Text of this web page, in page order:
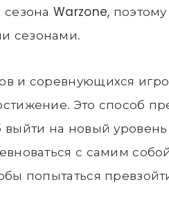
Warzone,
сезонами.
и соревнующихся
Это способ
выйти на новый
с самим
попытаться